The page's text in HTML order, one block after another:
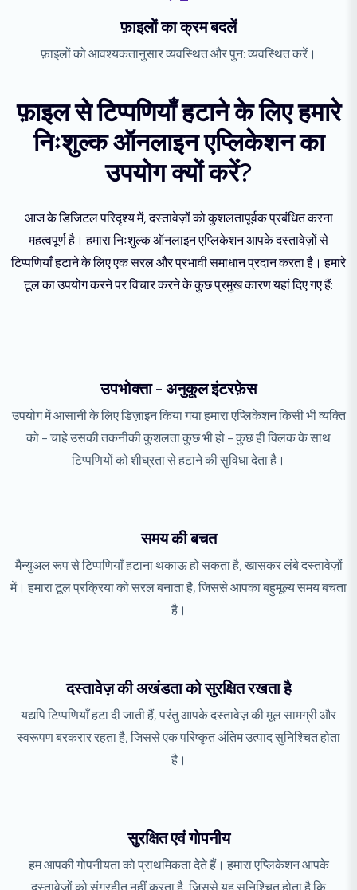
फ़ाइलों का क्रम बदलें
फ़ाइलों को आवश्यकतानुसार व्यवस्थित और पुन: व्यवस्थित करें।
फ़ाइल से टिप्पणियाँ हटाने के लिए हमारे
निःशुल्क ऑनलाइन एप्लिकेशन का
उपयोग क्यों करें?
आज के डिजिटल परिदृश्य में, दस्तावेज़ों को कुशलतापूर्वक प्रबंधित करना
महत्वपूर्ण है। हमारा निःशुल्क ऑनलाइन एप्लिकेशन आपके दस्तावेज़ों से
टिप्पणियाँ हटाने के लिए एक सरल और प्रभावी समाधान प्रदान करता है। हमारे
टूल का उपयोग करने पर विचार करने के कुछ प्रमुख कारण यहां दिए गए हैं:
उपभोक्ता - अनुकूल इंटरफ़ेस
उपयोग में आसानी के लिए डिज़ाइन किया गया हमारा एप्लिकेशन किसी भी व्यक्ति
को - चाहे उसकी तकनीकी कुशलता कुछ भी हो - कुछ ही क्लिक के साथ
टिप्पणियों को शीघ्रता से हटाने की सुविधा देता है।
समय की बचत
मैन्युअल रूप से टिप्पणियाँ हटाना थकाऊ हो सकता है, खासकर लंबे दस्तावेज़ों
में। हमारा टूल प्रक्रिया को सरल बनाता है, जिससे आपका बहुमूल्य समय बचता
है।
दस्तावेज़ की अखंडता को सुरक्षित रखता है
यद्यपि टिप्पणियाँ हटा दी जाती हैं, परंतु आपके दस्तावेज़ की मूल सामग्री और
स्वरूपण बरकरार रहता है, जिससे एक परिष्कृत अंतिम उत्पाद सुनिश्चित होता
है।
सुरक्षित एवं गोपनीय
हम आपकी गोपनीयता को प्राथमिकता देते हैं। हमारा एप्लिकेशन आपके